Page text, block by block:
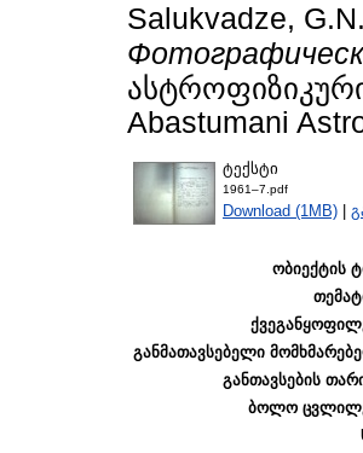
Salukvadze, G.N.
Abastumani
ტექსტი
1961–7.pdf
Download (1MB) |
ობიექტის
განმათავსებელი
განთავსების
ბოლო